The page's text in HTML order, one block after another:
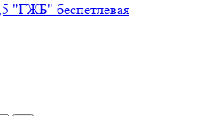
"ГЖБ" беспетлевая